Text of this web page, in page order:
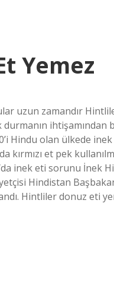
Yemez
uzun zamandır
Hindu olan ülkede inek
kırmızı et pek
inek eti sorunu İnek
Hindistan
Hintliler donuz eti